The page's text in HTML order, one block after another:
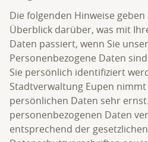
Die folgenden Hinweise
Überblick darüber, was mit
Daten passiert, wenn Sie
Personenbezogene Daten
Sie persönlich identifiziert
Stadtverwaltung Eupen
persönlichen Daten sehr
personenbezogenen Daten
entsprechend der gesetzlichen